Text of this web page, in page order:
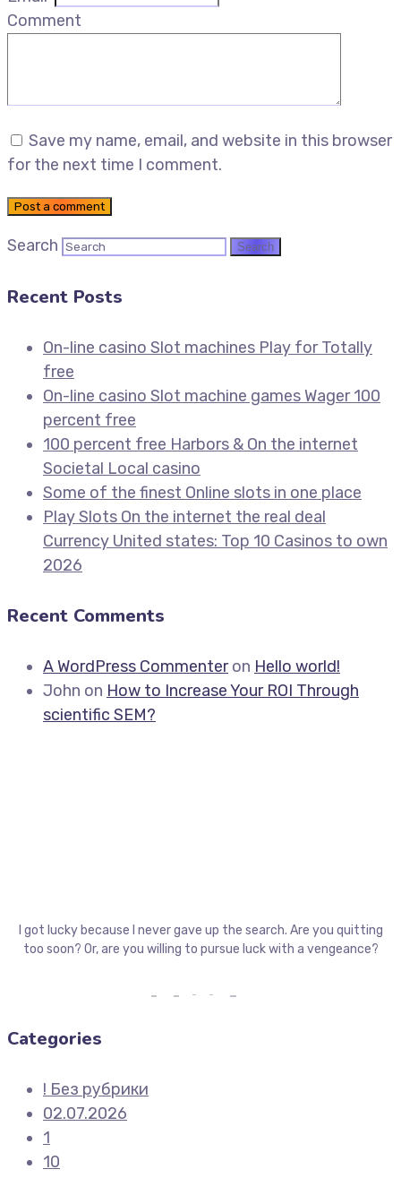
Comment
Save my name, email, and website in this browser
for the next time I comment.
Post a comment
Search
Recent Posts
On-line casino Slot machines Play for Totally
free
On-line casino Slot machine games Wager 100
percent free
100 percent free Harbors & On the internet
Societal Local casino
Some of the finest Online slots in one place
Play Slots On the internet the real deal
Currency United states: Top 10 Casinos to own
2026
Recent Comments
A WordPress Commenteron Hello world!
John on How to Increase Your ROI Through
scientific SEM?
I got lucky because I never gave up the search. Are you quitting
too soon? Or, are you willing to pursue luck with a vengeance?
Categories
! Без рубрики
02.07.2026
1
10